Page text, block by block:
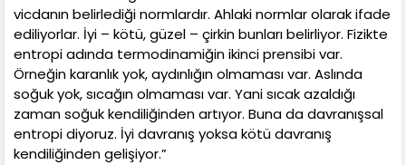
vicdanın belirlediği normlardır. Ahlaki normlar olarak ifade
ediliyorlar. İyi – kötü, güzel – çirkin bunları belirliyor. Fizikte
entropi adında termodinamiğin ikinci prensibi var.
Örneğin karanlık yok, aydınlığın olmaması var. Aslında
soğuk yok, sıcağın olmaması var. Yani sıcak azaldığı
zaman soğuk kendiliğinden artıyor. Buna da davranışsal
entropi diyoruz. İyi davranış yoksa kötü davranış
kendiliğinden gelişiyor.”